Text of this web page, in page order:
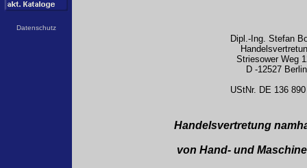
Datenschutz
Dipl.-Ing. Stefan
Striesower Weg
D -12527 Berlin
UStNr. DE 136
Handelsvertretung
von Hand- und